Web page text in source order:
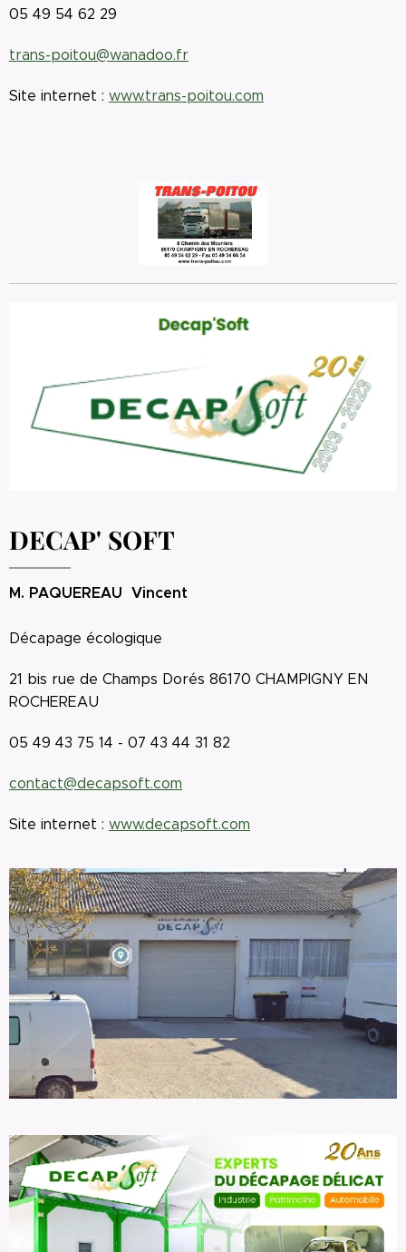
05 49 54 62 29
trans-poitou@wanadoo.fr
Site internet : www.trans-poitou.com
DECAP' SOFT
M. PAQUEREAU Vincent
Décapage écologique
21 bis rue de Champs Dorés 86170 CHAMPIGNY EN
ROCHEREAU
05 49 43 75 14 - 07 43 44 31 82
contact@decapsoft.com
Site internet : www.decapsoft.com